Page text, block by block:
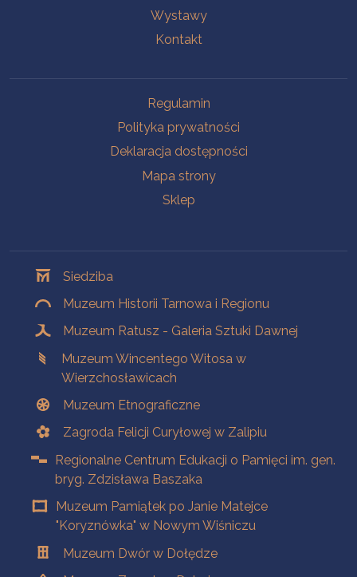
Wystawy
Kontakt
Regulamin
Polityka prywatności
Deklaracja dostępności
Mapa strony
Sklep
Siedziba
Muzeum Historii Tarnowa i Regionu
Muzeum Ratusz - Galeria Sztuki Dawnej
Muzeum Wincentego Witosa w
Wierzchosławicach
Muzeum Etnograficzne
Zagroda Felicji Curyłowej w Zalipiu
Regionalne Centrum Edukacji o Pamięci im. gen.
bryg. Zdzisława Baszaka
Muzeum Pamiątek po Janie Matejce
"Koryznówka" w Nowym Wiśniczu
Muzeum Dwór w Dołędze